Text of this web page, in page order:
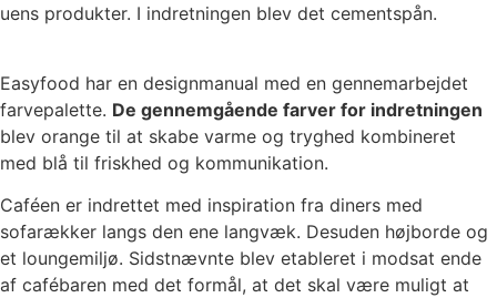
uens produkter. I indretningen blev det cementspån.
Easyfood har en designmanual med en gennemarbejdet
farvepalette. De gennemgående farver for indretningen
blev orange til at skabe varme og tryghed kombineret
med blå til friskhed og kommunikation.
Caféen er indrettet med inspiration fra diners med
sofarækker langs den ene langvæk. Desuden højborde og
et loungemiljø. Sidstnævnte blev etableret i modsat ende
af cafébaren med det formål, at det skal være muligt at